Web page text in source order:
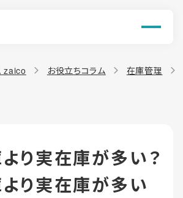
zaico お役立ちコラム 在庫管理
り実在庫が多い？
り実在庫が多い